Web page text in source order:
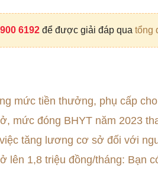
6192để được giải đáp qua tổng
mức tiền thưởng, phụ cấp
mức đóng BHYT năm 2023
tăng lương cơ sở đối với
lên 1,8 triệu đồng/tháng: Bạn